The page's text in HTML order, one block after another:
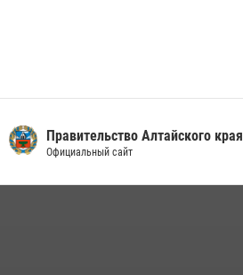
Правительство Алтайского края
Официальный сайт